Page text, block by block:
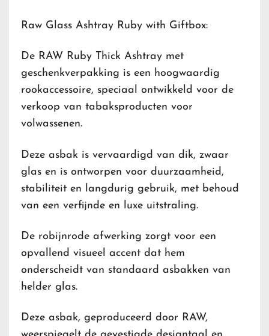
Raw Glass Ashtray Ruby with Giftbox:
De RAW Ruby Thick Ashtray met
geschenkverpakking is een hoogwaardig
rookaccessoire, speciaal ontwikkeld voor de
verkoop van tabaksproducten voor
volwassenen.
Deze asbak is vervaardigd van dik, zwaar
glas en is ontworpen voor duurzaamheid,
stabiliteit en langdurig gebruik, met behoud
van een verfijnde en luxe uitstraling.
De robijnrode afwerking zorgt voor een
opvallend visueel accent dat hem
onderscheidt van standaard asbakken van
helder glas.
Deze asbak, geproduceerd door RAW,